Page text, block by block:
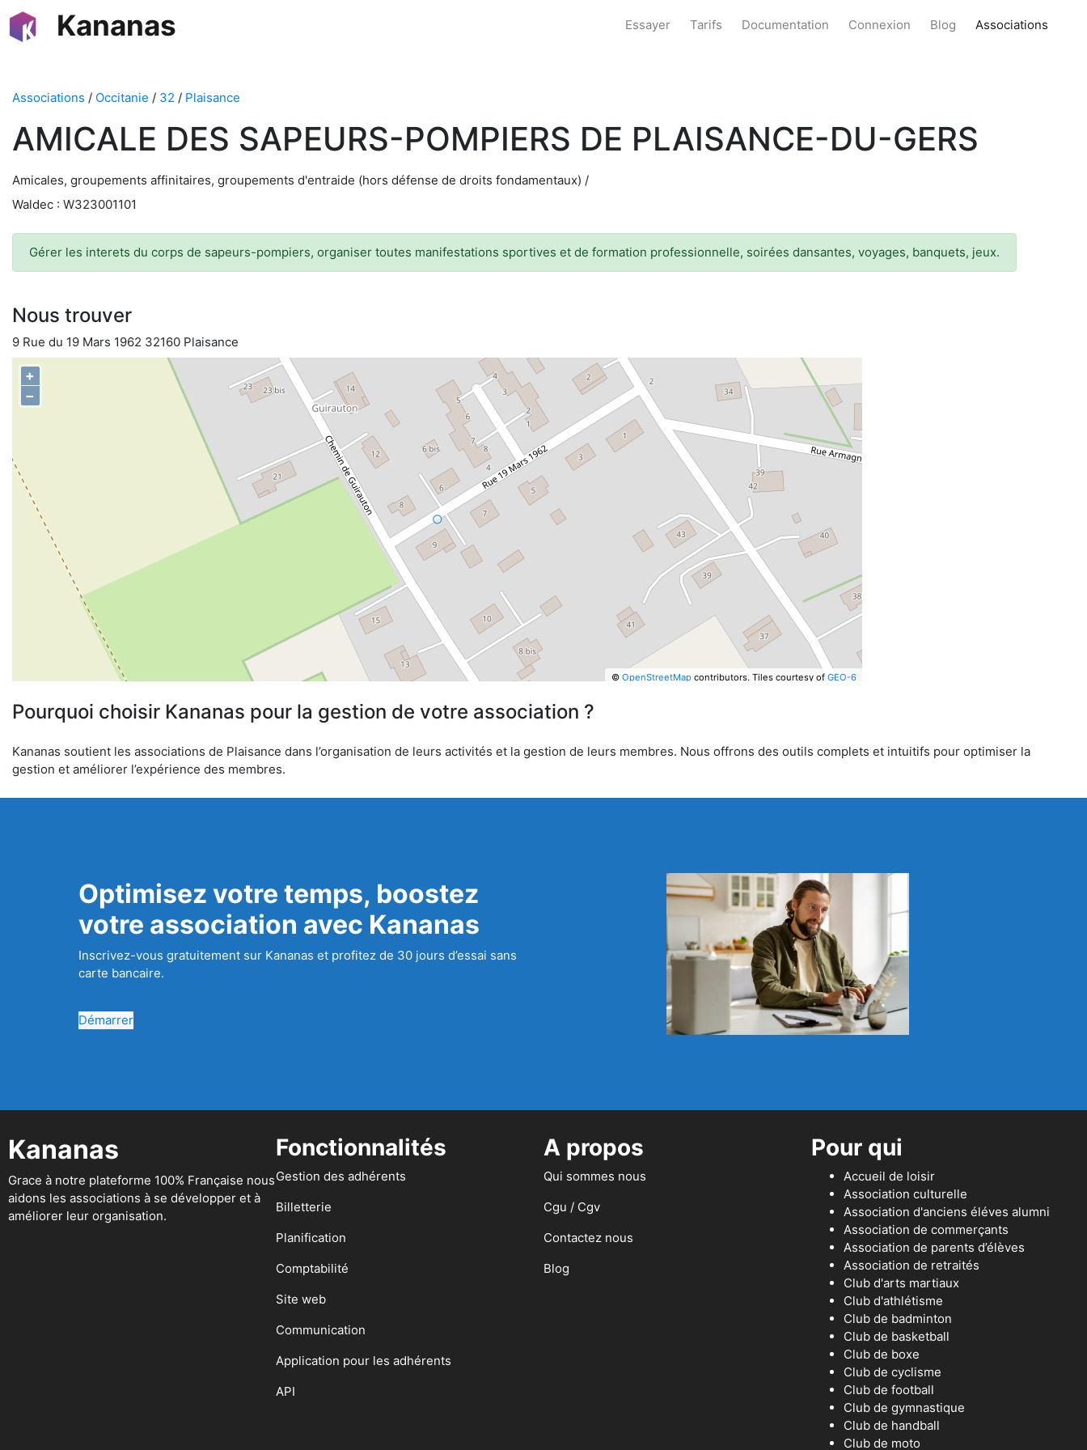
Kananas Essayer Tarifs Documentation Connexion Blog Associations
Associations / Occitanie / 32 / Plaisance
AMICALE DES SAPEURS-POMPIERS DE PLAISANCE-DU-GERS
Amicales, groupements affinitaires, groupements d'entraide (hors défense de droits fondamentaux) /
Waldec : W323001101
Gérer les interets du corps de sapeurs-pompiers, organiser toutes manifestations sportives et de formation professionnelle, soirées dansantes, voyages, banquets, jeux.
Nous trouver
9 Rue du 19 Mars 1962 32160 Plaisance
+
−
© OpenStreetMapcontributors. Tiles courtesy of GEO-6
Pourquoi choisir Kananas pour la gestion de votre association ?
Kananas soutient les associations de Plaisance dans l’organisation de leurs activités et la gestion de leurs membres. Nous offrons des outils complets et intuitifs pour optimiser la
gestion et améliorer l’expérience des membres.
Optimisez votre temps, boostez
votre association avec Kananas
Inscrivez-vous gratuitement sur Kananas et profitez de 30 jours d’essai sans
carte bancaire.
Démarrer
Kananas
Grace à notre plateforme 100% Française nous
aidons les associations à se développer et à
améliorer leur organisation.
Fonctionnalités
Gestion des adhérents
Billetterie
Planification
Comptabilité
Site web
Communication
Application pour les adhérents
API
A propos
Qui sommes nous
Cgu / Cgv
Contactez nous
Blog
Pour qui
Accueil de loisir
Association culturelle
Association d'anciens éléves alumni
Association de commerçants
Association de parents d’élèves
Association de retraités
Club d'arts martiaux
Club d'athlétisme
Club de badminton
Club de basketball
Club de boxe
Club de cyclisme
Club de football
Club de gymnastique
Club de handball
Club de moto